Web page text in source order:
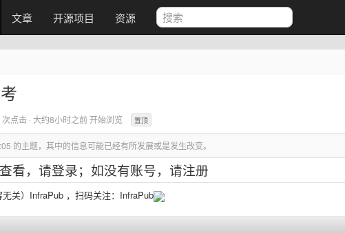
文章 开源项目 资源
次点击 · 大约8小时之前开始浏览 置顶
的主题，其中的信息可能已经有所发展或是发生改变。
看， 请登录；如没有账号， 请注册
关）InfraPub ，扫码关注： InfraPub